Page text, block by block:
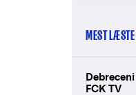
MEST
FCK TV